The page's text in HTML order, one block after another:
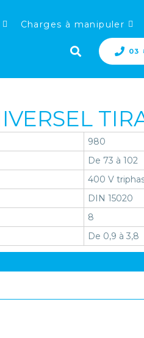
Charges à manipuler
03
980
De 73 à 102
400 V
DIN 15020
8
De 0,9 à 3,8